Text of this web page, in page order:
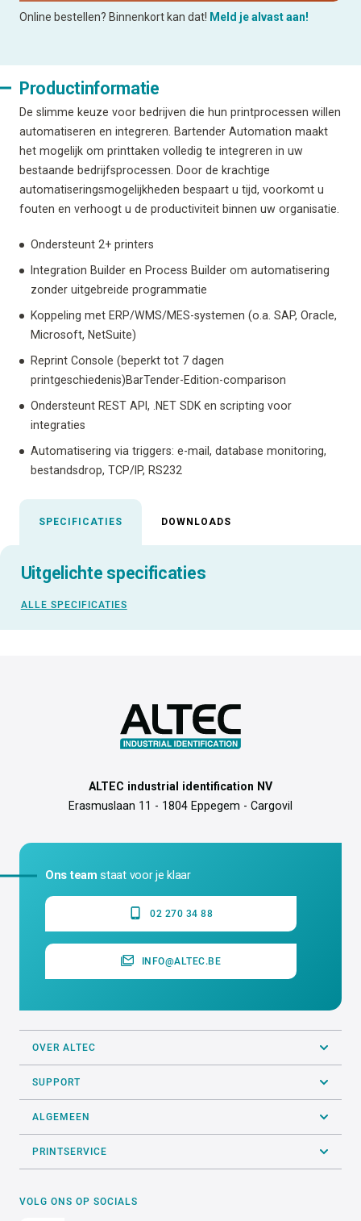
Online bestellen? Binnenkort kan dat! Meld je alvast aan!
Productinformatie
De slimme keuze voor bedrijven die hun printprocessen willen
automatiseren en integreren. Bartender Automation maakt
het mogelijk om printtaken volledig te integreren in uw
bestaande bedrijfsprocessen. Door de krachtige
automatiseringsmogelijkheden bespaart u tijd, voorkomt u
fouten en verhoogt u de productiviteit binnen uw organisatie.
Ondersteunt 2+ printers
Integration Builder en Process Builder om automatisering
zonder uitgebreide programmatie
Koppeling met ERP/WMS/MES-systemen (o.a. SAP, Oracle,
Microsoft, NetSuite)
Reprint Console (beperkt tot 7 dagen
printgeschiedenis)BarTender-Edition-comparison
Ondersteunt REST API, .NET SDK en scripting voor
integraties
Automatisering via triggers: e-mail, database monitoring,
bestandsdrop, TCP/IP, RS232
SPECIFICATIES DOWNLOADS
Uitgelichte specificaties
ALLE SPECIFICATIES
ALTEC industrial identification NV
Erasmuslaan 11 - 1804 Eppegem - Cargovil
Ons team staat voor je klaar
02 270 34 88
INFO@ALTEC.BE
OVER ALTEC
SUPPORT
ALGEMEEN
PRINTSERVICE
VOLG ONS OP SOCIALS